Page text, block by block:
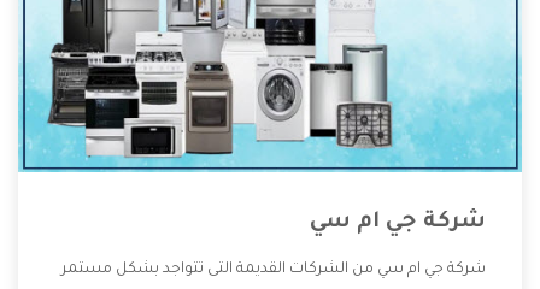
شركة جي ام سي
شركة جي ام سي من الشركات القديمة التى تتواجد بشكل مستمر